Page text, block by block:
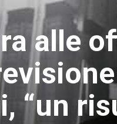
alle
“un